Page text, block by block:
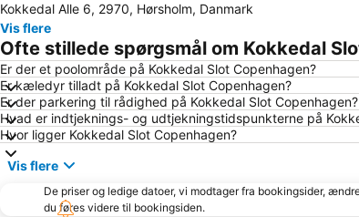
Kokkedal Alle 6, 2970, Hørsholm, Danmark
Vis flere
Ofte stillede spørgsmål om Kokkedal
Er der et poolområde på Kokkedal Slot Copenhagen?
Er kæledyr tilladt på Kokkedal Slot Copenhagen?
Er der parkering til rådighed på Kokkedal Slot Copenhagen?
Hvad er indtjeknings- og udtjekningstidspunkterne på
Hvor ligger Kokkedal Slot Copenhagen?
Vis flere
De priser og ledige datoer, vi modtager fra bookingsider,
du føres videre til bookingsiden.